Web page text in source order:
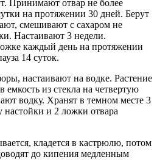
Принимают отвар не более
на протяжении 30 дней. Берут
смешивают с сахаром не
Настаивают 3 недели.
каждый день на протяжении
14 суток.
настаивают на водке. Растение
емкость из стекла на четвертую
водку. Хранят в темном месте 3
и 2 ложки отвара
кладется в кастрюлю, потом
до кипения медленным